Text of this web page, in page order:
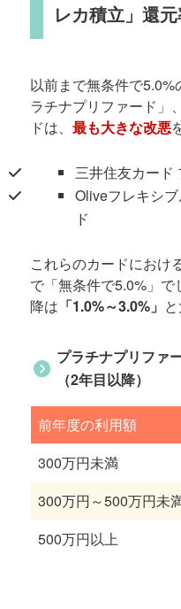
レカ積立」還
以前まで無条件で
ラチナプリファード」
ドは、最も大きな改悪
三井住友カード
Oliveフレキシ
ド
これらのカードにおけ
で「無条件で5.0%」
降は 「1.0%～3.0%」
プラチナプリファ
（2年目以降）
前年度の利用額
300万円未満
300万円～500万円未
500万円以上